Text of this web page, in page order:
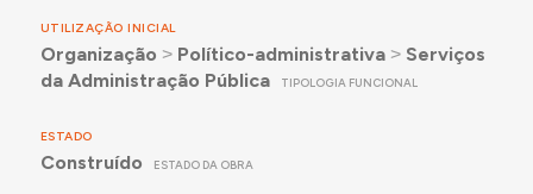
UTILIZAÇÃO INICIAL
Organização ˃ Político-administrativa˃ Serviços
da Administração Pública
TIPOLOGIA FUNCIONAL
ESTADO
Construído ESTADO DA OBRA